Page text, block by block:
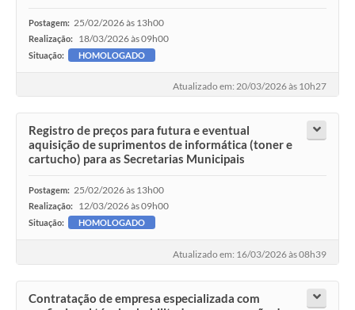
Postagem: 25/02/2026 às 13h00
Realização: 18/03/2026 às 09h00
Situação: HOMOLOGADO
Atualizado em: 20/03/2026 às 10h27
Registro de preços para futura e eventual
aquisição de suprimentos de informática (toner e
cartucho) para as Secretarias Municipais
Postagem: 25/02/2026 às 13h00
Realização: 12/03/2026 às 09h00
Situação: HOMOLOGADO
Atualizado em: 16/03/2026 às 08h39
Contratação de empresa especializada com